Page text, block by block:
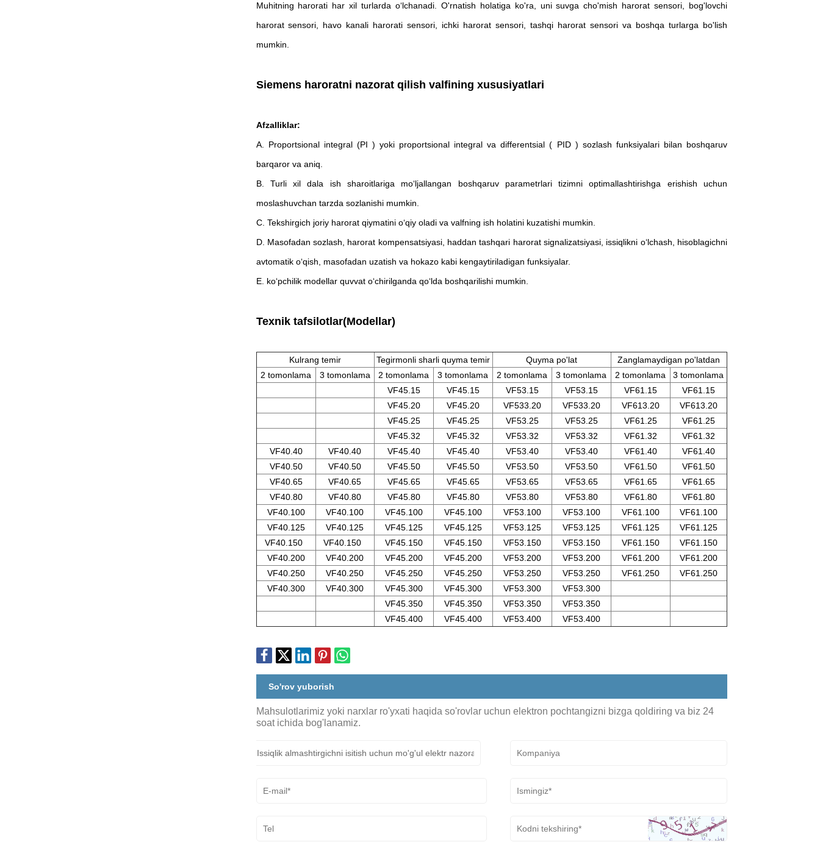
Muhitning harorati har xil turlarda oʻlchanadi. O'rnatish holatiga ko'ra, uni suvga cho'mish harorat sensori, bog'lovchi
harorat sensori, havo kanali harorati sensori, ichki harorat sensori, tashqi harorat sensori va boshqa turlarga bo'lish
mumkin.
Siemens haroratni nazorat qilish valfining xususiyatlari
Afzalliklar:
A. Proportsional integral (PI ) yoki proportsional integral va differentsial ( PID ) sozlash funksiyalari bilan boshqaruv
barqaror va aniq.
B. Turli xil dala ish sharoitlariga moʻljallangan boshqaruv parametrlari tizimni optimallashtirishga erishish uchun
moslashuvchan tarzda sozlanishi mumkin.
C. Tekshirgich joriy harorat qiymatini oʻqiy oladi va valfning ish holatini kuzatishi mumkin.
D. Masofadan sozlash, harorat kompensatsiyasi, haddan tashqari harorat signalizatsiyasi, issiqlikni oʻlchash, hisoblagichni
avtomatik oʻqish, masofadan uzatish va hokazo kabi kengaytiriladigan funksiyalar.
E. koʻpchilik modellar quvvat oʻchirilganda qoʻlda boshqarilishi mumkin.
Texnik tafsilotlar(Modellar)
Kulrang temir Tegirmonli sharli quyma temir Quyma po'lat
Zanglamaydigan po'latdan
2 tomonlama
3 tomonlama 2 tomonlama 3 tomonlama 2 tomonlama 3 tomonlama 2 tomonlama
3 tomonlama
VF45.15
VF45.15 VF53.15 VF53.15 VF61.15
VF61.15
VF45.20
VF45.20 VF533.20 VF533.20 VF613.20
VF613.20
VF45.25
VF45.25 VF53.25 VF53.25 VF61.25
VF61.25
VF45.32
VF45.32 VF53.32 VF53.32 VF61.32
VF61.32
VF40.40
VF40.40 VF45.40 VF45.40 VF53.40 VF53.40 VF61.40
VF61.40
VF40.50
VF40.50 VF45.50 VF45.50 VF53.50 VF53.50 VF61.50
VF61.50
VF40.65
VF40.65 VF45.65 VF45.65 VF53.65 VF53.65 VF61.65
VF61.65
VF40.80
VF40.80 VF45.80 VF45.80 VF53.80 VF53.80 VF61.80
VF61.80
VF40.100
VF40.100 VF45.100 VF45.100 VF53.100 VF53.100 VF61.100
VF61.100
VF40.125
VF40.125 VF45.125 VF45.125 VF53.125 VF53.125 VF61.125
VF61.125
VF40.150
VF40.150 VF45.150 VF45.150 VF53.150 VF53.150 VF61.150
VF61.150
VF40.200
VF40.200 VF45.200 VF45.200 VF53.200 VF53.200 VF61.200
VF61.200
VF40.250
VF40.250 VF45.250 VF45.250 VF53.250 VF53.250 VF61.250
VF61.250
VF40.300
VF40.300 VF45.300 VF45.300 VF53.300
VF53.300
VF45.350
VF45.350 VF53.350
VF53.350
VF45.400
VF45.400 VF53.400 VF53.400
So'rov yuborish
Mahsulotlarimiz yoki narxlar ro'yxati haqida so'rovlar uchun elektron pochtangizni bizga qoldiring va biz 24
soat ichida bog'lanamiz.